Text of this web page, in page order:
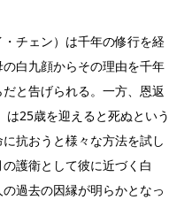
チェン）は千年の修行を経
白九顔からその理由を千年
と告げられる。一方、恩返
は25歳を迎えると死ぬという
抗おうと様々な方法を試し
護衛として彼に近づく白
過去の因縁が明らかとなっ